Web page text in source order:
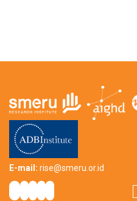
E-mail: rise@smeru.or.id